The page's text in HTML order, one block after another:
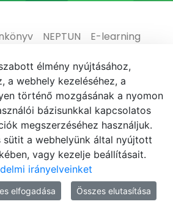
NEPTUN
E-learning
Informatikai Igazgatóság
Adatvédelem
© MATE 2021
élmény nyújtásához,
a webhely kezeléséhez, a
történő mozgásának a nyomon
bázisunkkal kapcsolatos
megszerzéséhez használjuk.
sütit a webhelyünk által nyújtott
vagy kezelje beállításait.
irányelveinket
elfogadása Összes elutasítása